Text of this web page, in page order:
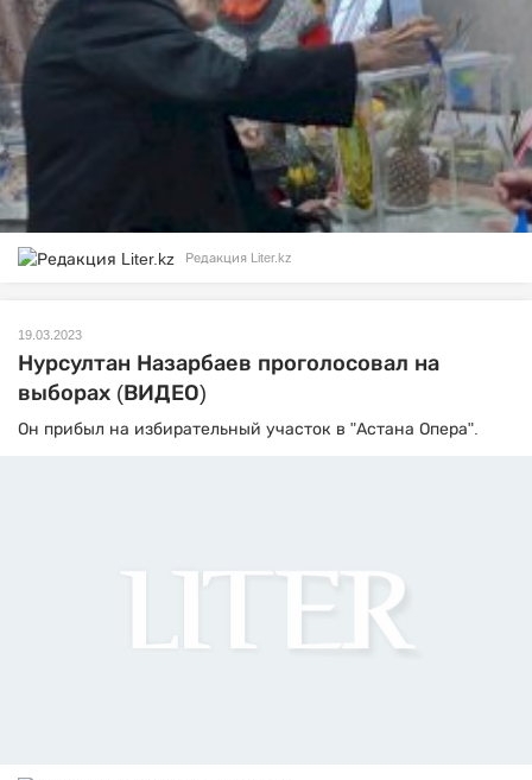
Редакция Liter.kz
19.03.2023
Нурсултан Назарбаев проголосовал на
выборах (ВИДЕО)
Он прибыл на избирательный участок в "Астана Опера".